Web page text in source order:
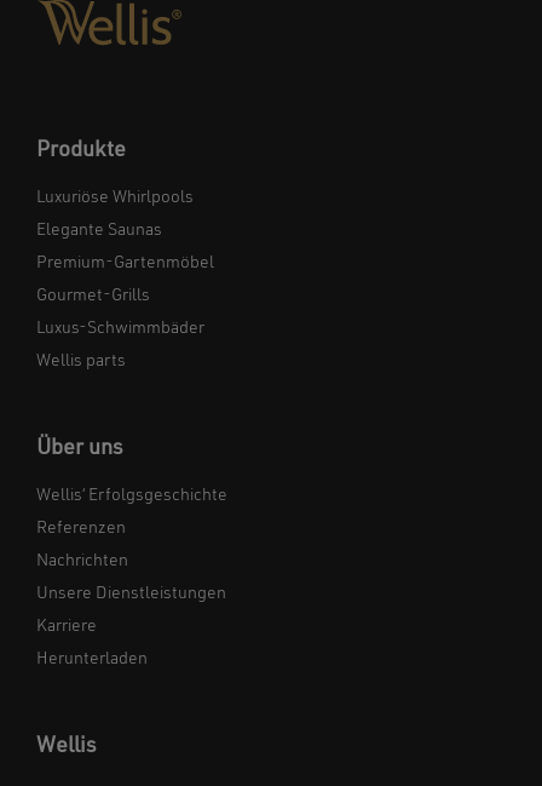
Produkte
Luxuriöse Whirlpools
Elegante Saunas
Premium-Gartenmöbel
Gourmet-Grills
Luxus-Schwimmbäder
Wellis parts
Über uns
Wellis‘ Erfolgsgeschichte
Referenzen
Nachrichten
Unsere Dienstleistungen
Karriere
Herunterladen
Wellis